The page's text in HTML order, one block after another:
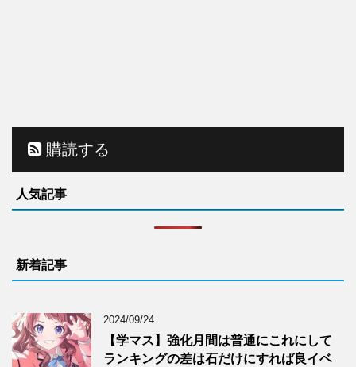
購読する
人気記事
新着記事
2024/09/24
【学マス】強化月間は普通にこれにして
ランキングの差は石だけにすれば良イベ